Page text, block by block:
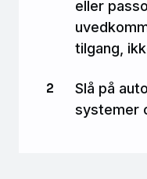
eller
tilgang,
Slå på
systemer